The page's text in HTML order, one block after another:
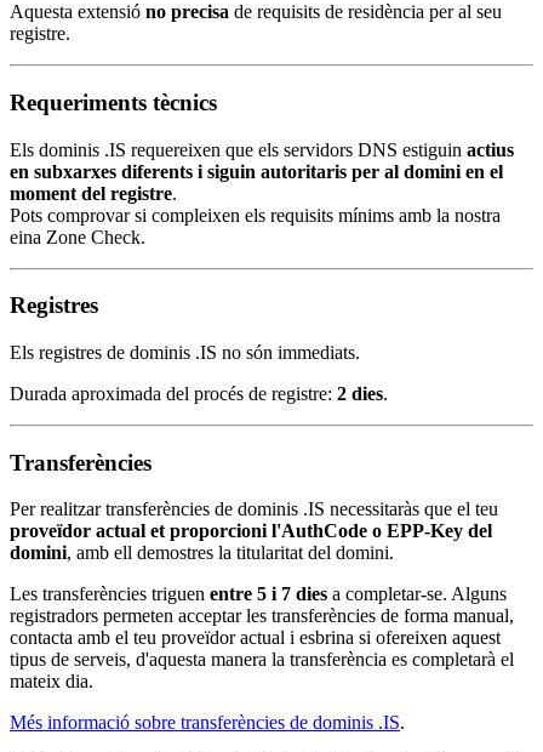
Aquesta extensió no precisa de requisits de residència per al seu
registre.
Requeriments tècnics
Els dominis .IS requereixen que els servidors DNS estiguin actius
en subxarxes diferents i siguin autoritaris per al domini en el
moment del registre.
Pots comprovar si compleixen els requisits mínims amb la nostra
eina Zone Check.
Registres
Els registres de dominis .IS no són immediats.
Durada aproximada del procés de registre: 2 dies.
Transferències
Per realitzar transferències de dominis .IS necessitaràs que el teu
proveïdor actual et proporcioni l'AuthCode o EPP-Key del
domini, amb ell demostres la titularitat del domini.
Les transferències triguen entre 5 i 7 dies a completar-se. Alguns
registradors permeten acceptar les transferències de forma manual,
contacta amb el teu proveïdor actual i esbrina si ofereixen aquest
tipus de serveis, d'aquesta manera la transferència es completarà el
mateix dia.
Més informació sobre transferències de dominis .IS.